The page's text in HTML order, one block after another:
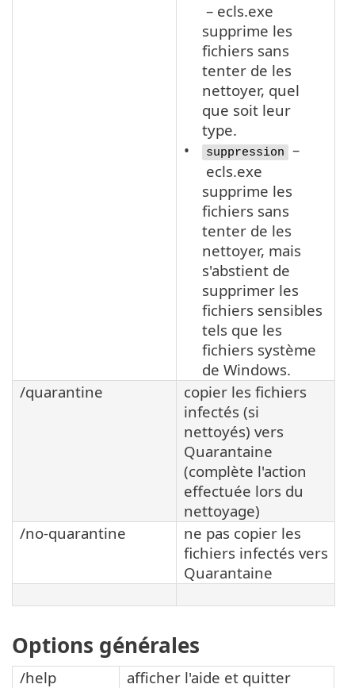
– ecls.exe
supprime les
fichiers sans
tenter de les
nettoyer, quel
que soit leur
type.
suppression –
ecls.exe
supprime les
fichiers sans
tenter de les
nettoyer, mais
s'abstient de
supprimer les
fichiers sensibles
tels que les
fichiers système
de Windows.
/quarantine
copier les fichiers
infectés (si
nettoyés) vers
Quarantaine
(complète l'action
effectuée lors du
nettoyage)
/no-quarantine
ne pas copier les
fichiers infectés vers
Quarantaine
Options générales
/help
afficher l'aide et quitter